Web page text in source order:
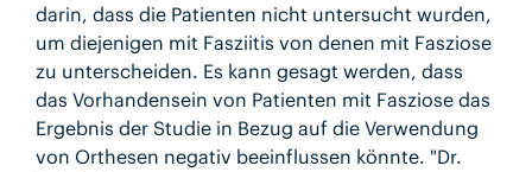
darin, dass die Patienten nicht untersucht wurden,
um diejenigen mit Fasziitis von denen mit Fasziose
zu unterscheiden. Es kann gesagt werden, dass
das Vorhandensein von Patienten mit Fasziose das
Ergebnis der Studie in Bezug auf die Verwendung
von Orthesen negativ beeinflussen könnte. "Dr.